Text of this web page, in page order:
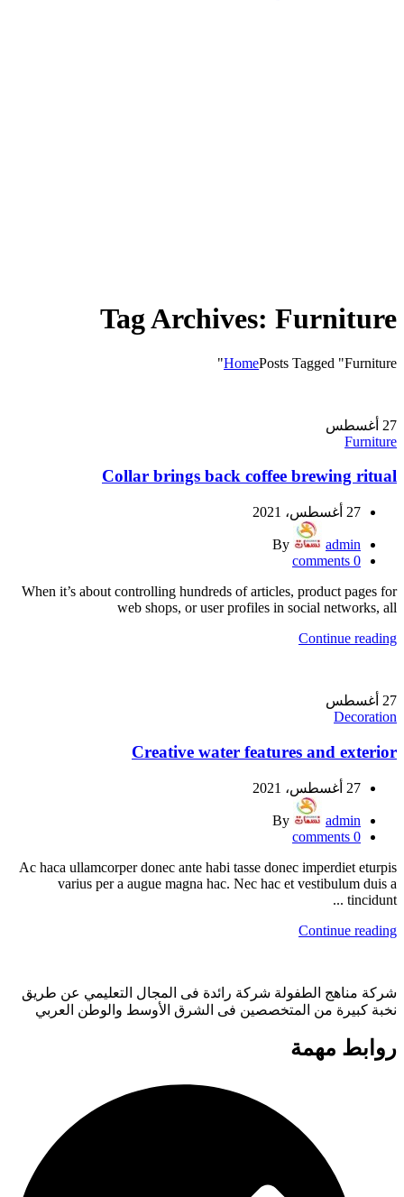
Tag Archives: Furniture
HomePosts Tagged "Furniture"
27 أغسطس
Furniture
Collar brings back coffee brewing ritual
27 أغسطس، 2021
By
admin
0
comments
When it’s about controlling hundreds of articles, product pages for
web shops, or user profiles in social networks, all
Continue reading
27 أغسطس
Decoration
Creative water features and exterior
27 أغسطس، 2021
By
admin
0
comments
Ac haca ullamcorper donec ante habi tasse donec imperdiet eturpis
varius per a augue magna hac. Nec hac et vestibulum duis a
tincidunt ...
Continue reading
شركة مناهج الطفولة شركة رائدة فى المجال التعليمي عن طريق
نخبة كبيرة من المتخصصين فى الشرق الأوسط والوطن العربي
روابط مهمة